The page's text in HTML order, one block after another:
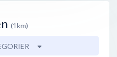
(1km)